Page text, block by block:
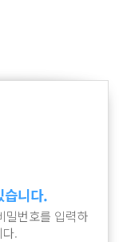
습니다.
밀번호를 입력하
.